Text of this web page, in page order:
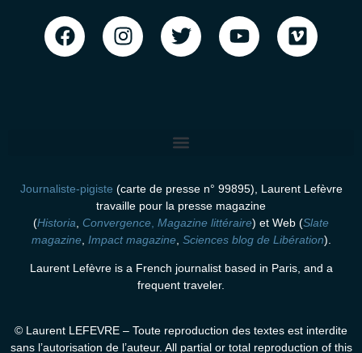
Journaliste-pigiste (carte de presse n° 99895), Laurent Lefèvre
travaille pour la presse magazine
(Historia Convergence Magazine littéraire) et Web (Slate
magazine, Impact magazine, Sciences blog de Libération).
Laurent Lefèvre is a French journalist based in Paris, and a
frequent traveler.
© Laurent LEFEVRE – Toute reproduction des textes est interdite
sans l’autorisation de l’auteur. All partial or total reproduction of this